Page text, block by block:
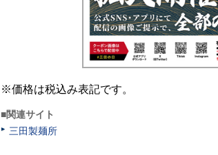
※価格は税込み表記です。
■関連サイト
三田製麺所